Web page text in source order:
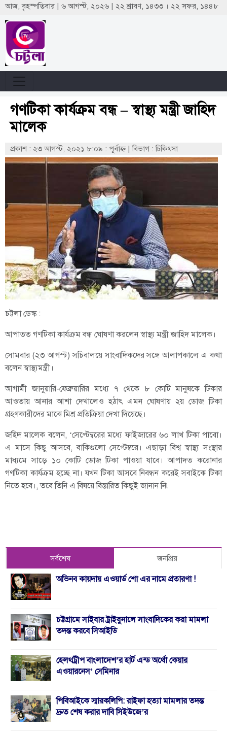
আজ, বৃহস্পতিবার | ৬ আগস্ট, ২০২৬ | ২২ শ্রাবণ, ১৪৩৩ । ২২ সফর, ১৪৪৮
গণটিকা কার্যক্রম বন্ধ – স্বাস্থ্য মন্ত্রী জাহিদ
মালেক
প্রকাশ : ২৩ আগস্ট, ২০২১ ৮:০৯ : পূর্বাহ্ণ |বিভাগ : চিকিৎসা
চট্টলা ডেস্ক :
আপাতত গণটিকা কার্যক্রম বন্ধ ঘোষণা করলেন স্বাস্থ্য মন্ত্রী জাহিদ মালেক।
সোমবার (২৩ আগস্ট) সচিবালয়ে সাংবাদিকদের সঙ্গে আলাপকালে এ কথা
বলেন স্বাস্থ্যমন্ত্রী।
আগামী জানুয়ারি-ফেব্রুয়ারির মধ্যে ৭ থেকে ৮ কোটি মানুষকে টিকার
আওতায় আনার আশা দেখালেও হঠাৎ এমন ঘোষণায় ২য় ডোজ টিকা
গ্রহণকারীদের মাঝে মিশ্র প্রতিক্রিয়া দেখা দিয়েছে।
জহিদ মালেক বলেন, ‘সেপ্টেম্বরের মধ্যে ফাইজারের ৬০ লাখ টিকা পাবো।
এ মাসে কিছু আসবে, বাকিগুলো সেপ্টেম্বরে। এছাড়া বিশ্ব স্বাস্থ্য সংস্থার
মাধ্যমে সাড়ে ১০ কোটি ডোজ টিকা পাওয়া যাবে। আপাদত করোনার
গণটিকা কার্যক্রম হচ্ছে না। যখন টিকা আসবে নিবন্ধন করেই সবাইকে টিকা
নিতে হবে।, তবে তিনি এ বিষয়ে বিস্তারিত কিছুই জানান নি৷
সর্বশেষ জনপ্রিয়
অভিনব কায়দায় এওয়ার্ড শো এর নামে প্রতারণা !
চট্টগ্রামে সাইবার ট্রাইবুনালে সাংবাদিকের করা মামলা
তদন্ত করবে সিআইডি
হেলথট্রীপ বাংলাদেশ’র হার্ট এন্ড অর্থো কেয়ার
এওয়ারনেস’ সেমিনার
পিবিআইকে স্মারকলিপি: রাইফা হত্যা মামলার তদন্ত
দ্রুত শেষ করার দাবি সিইউজে’র